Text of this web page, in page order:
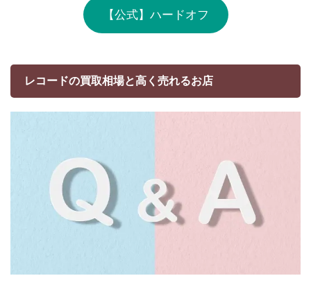
【公式】ハードオフ
レコードの買取相場と高く売れるお店